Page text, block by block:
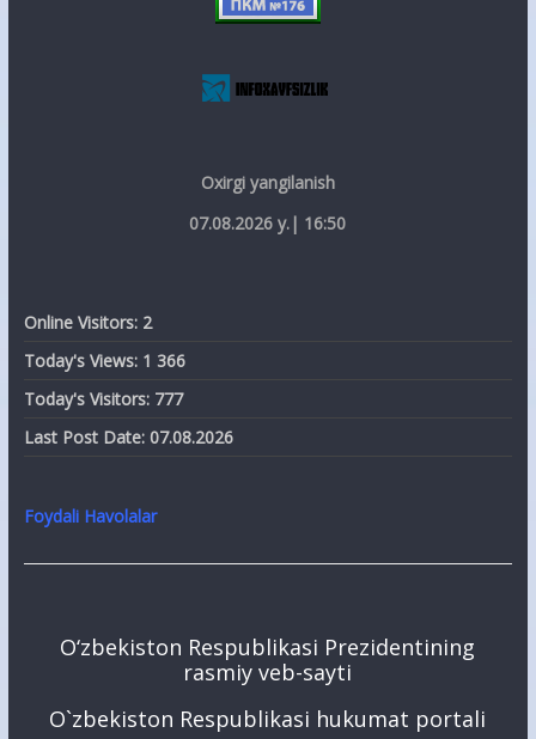
Oxirgi yangilanish
07.08.2026 y.| 16:50
Online Visitors: 2
Today's Views: 1 366
Today's Visitors: 777
Last Post Date: 07.08.2026
Foydali Havolalar
O‘zbekiston Respublikasi Prezidentining
rasmiy veb-sayti
O`zbekiston Respublikasi hukumat portali